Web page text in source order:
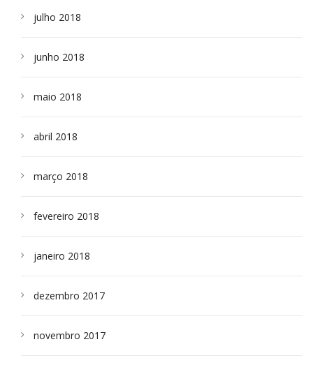
julho 2018
junho 2018
maio 2018
abril 2018
março 2018
fevereiro 2018
janeiro 2018
dezembro 2017
novembro 2017